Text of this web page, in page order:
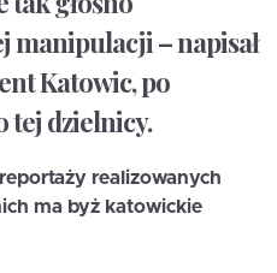
manipulacji – napisał
Katowic, po
tej dzielnicy.
realizowanych
ma byż katowickie